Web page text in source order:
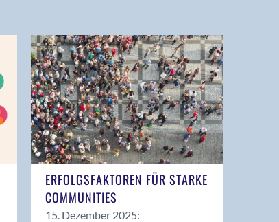
ERFOLGSFAKTOREN FÜR STARKE
COMMUNITIES
15. Dezember 2025: